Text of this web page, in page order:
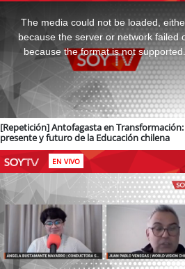
window.
The media could not be loaded,
because the server or network failed
because the format is not supported.
[Repetición] Antofagasta en Transformación:
presente y futuro de la Educación chilena
EN VIVO